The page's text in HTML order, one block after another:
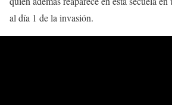
al día 1 de la invasión.